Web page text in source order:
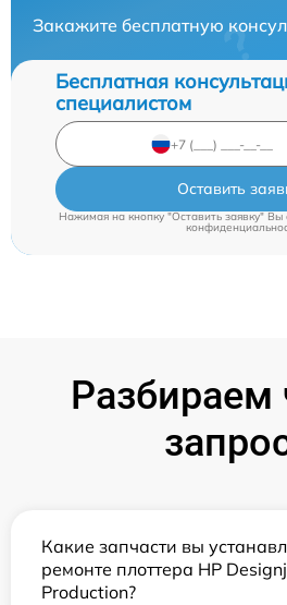
Закажите бесплатную
Бесплатная
специалистом
Оставить
Нажимая на кнопку "Оставить заявку" Вы
Разбираем
Какие запчасти вы
ремонте плоттера HP
Production?